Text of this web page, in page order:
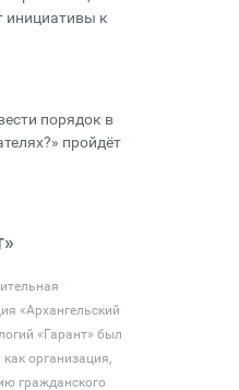
инициативы к
порядок в
пройдёт
«Архангельский
«Гарант» был
организация,
гражданского